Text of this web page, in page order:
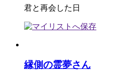
君と再会した日
縁側の霊夢さん